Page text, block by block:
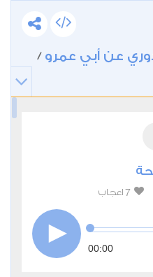
عن أبي عمرو /
7 اعجاب
00:00